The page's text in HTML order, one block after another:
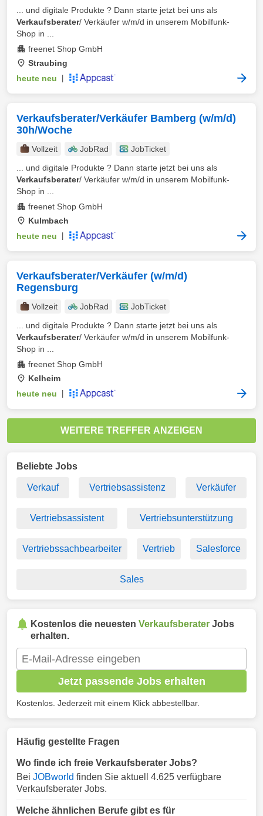
... und digitale Produkte ? Dann starte jetzt bei uns als
Verkaufsberater/ Verkäufer w/m/d in unserem Mobilfunk-
Shop in ...
freenet Shop GmbH
Straubing
heute neu
Verkaufsberater/Verkäufer Bamberg (w/m/d)
30h/Woche
Vollzeit JobRad
JobTicket
... und digitale Produkte ? Dann starte jetzt bei uns als
Verkaufsberater/ Verkäufer w/m/d in unserem Mobilfunk-
Shop in ...
freenet Shop GmbH
Kulmbach
heute neu
Verkaufsberater/Verkäufer (w/m/d)
Regensburg
Vollzeit JobRad
JobTicket
... und digitale Produkte ? Dann starte jetzt bei uns als
Verkaufsberater/ Verkäufer w/m/d in unserem Mobilfunk-
Shop in ...
freenet Shop GmbH
Kelheim
heute neu
WEITERE TREFFER ANZEIGEN
Beliebte Jobs
Verkauf Vertriebsassistenz Verkäufer
Vertriebsassistent Vertriebsunterstützung
Vertriebssachbearbeiter Vertrieb Salesforce
Sales
Kostenlos die neuesten Verkaufsberater Jobs
erhalten.
Jetzt passende Jobs erhalten
Kostenlos. Jederzeit mit einem Klick abbestellbar.
Häufig gestellte Fragen
Wo finde ich freie Verkaufsberater Jobs?
Bei JOBworld finden Sie aktuell 4.625 verfügbare
Verkaufsberater Jobs.
Welche ähnlichen Berufe gibt es für